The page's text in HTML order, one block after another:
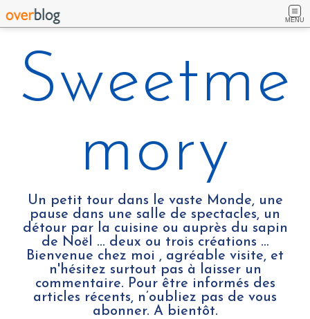
MENU
Sweetme
mory
Un petit tour dans le vaste Monde, une
pause dans une salle de spectacles, un
détour par la cuisine ou auprès du sapin
de Noël ... deux ou trois créations …
Bienvenue chez moi , agréable visite, et
n'hésitez surtout pas à laisser un
commentaire. Pour être informés des
articles récents, n’oubliez pas de vous
abonner. A bientôt.